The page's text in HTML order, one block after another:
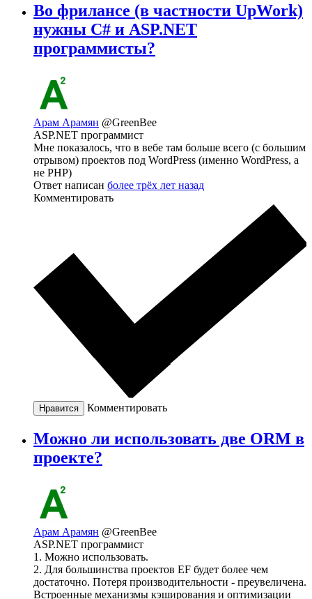
Во фрилансе (в частности UpWork)
нужны C# и ASP.NET
программисты?
Арам Арамян @GreenBee
ASP.NET программист
Мне показалось, что в вебе там больше всего (с большим
отрывом) проектов под WordPress (именно WordPress, а
не PHP)
Ответ написан более трёх лет назад
Комментировать
Нравится Комментировать
Можно ли использовать две ORM в
проекте?
Арам Арамян @GreenBee
ASP.NET программист
1. Можно использовать.
2. Для большинства проектов EF будет более чем
достаточно. Потеря производительности - преувеличена.
Встроенные механизмы кэширования и оптимизации